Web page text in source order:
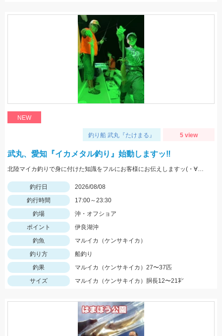
NEW
釣り船 武丸『たけまる』 5 view
武丸、愛知『イカメタル釣り』始動しますッ‼︎
北陸マイカ釣りで身に付けた知識をフルにお客様にお伝えしますッ(・∀・)b
釣行日
2026/08/08
釣行時間
17:00～23:30
釣場
沖・オフショア
ポイント
伊良湖沖
釣魚
マルイカ（ケンサキイカ）
釣り方
船釣り
釣果
マルイカ（ケンサキイカ）27〜37匹
サイズ
マルイカ（ケンサキイカ）胴長12〜21㌢